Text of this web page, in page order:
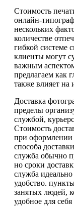
Стоимость
онлайн-
нескольких
количестве
гибкой системе
клиенты могут
важным
предлагаем как
также влияет на
Доставка
пределы
службой,
Стоимость
при оформлении
способа
служба обычно
но сроки
служба идеально
удобство.
занятых людей,
удобное для